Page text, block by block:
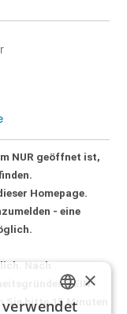
NUR geöffnet ist,
Homepage.
- eine
.
Nach
KEIN
Sie bitte 15 Minuten
GERMAN
×
verwendet